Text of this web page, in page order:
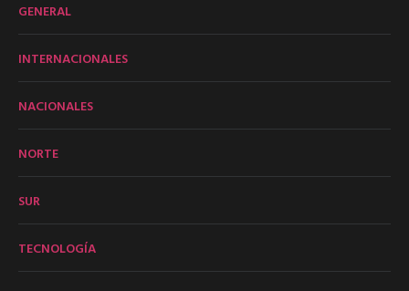
GENERAL
INTERNACIONALES
NACIONALES
NORTE
SUR
TECNOLOGÍA